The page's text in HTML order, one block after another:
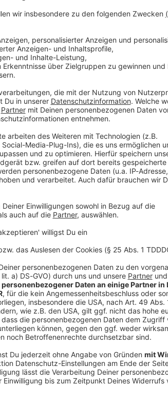
beschäftigt sich am Dienstag (ab
Polizei. Es geht um die Frage,
und mit welchen Mitteln. Der Erste
Regelungen in Bayerns
2271/18)
enthaltene Schwelle der
Beamten, bereits vor einer konkreten
und die Entstehung einer Gefahr
halten diese Regelung für
Verlängerung des polizeilichen
gegen die Möglichkeit der Polizei,
wenn Unbeteiligte hoch
zweiter Verhandlungstag angesetzt.